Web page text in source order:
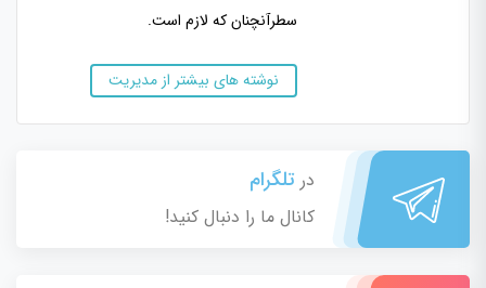
سطرآنچنان که لازم است.
نوشته های بیشتر از مدیریت
در تلگرام
کانال ما را دنبال کنید!